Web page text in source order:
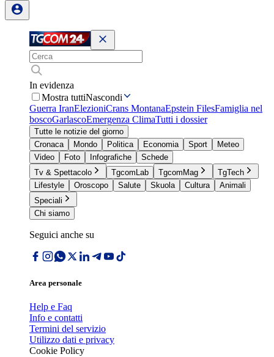
In evidenza
Mostra tuttiNascondi
Guerra IranElezioniCrans MontanaEpstein FilesFamiglia nel
boscoGarlascoEmergenza ClimaTutti i dossier
Tutte le notizie del giorno
Cronaca
Mondo Politica Economia Sport
Meteo
Video
Foto Infografiche
Schede
Tv & Spettacolo
TgcomLab TgcomMag
TgTech
Lifestyle
Oroscopo Salute Skuola Cultura
Animali
Speciali
Chi siamo
Seguici anche su
Area personale
Help e Faq
Info e contatti
Termini del servizio
Utilizzo dati e privacy
Cookie Policy